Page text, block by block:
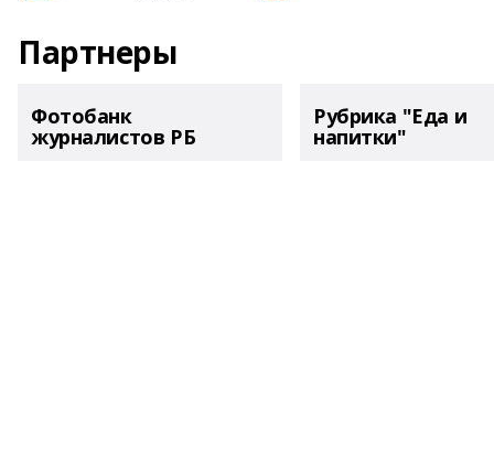
Партнеры
Фотобанк
журналистов РБ
Рубрика "Еда и
напитки"